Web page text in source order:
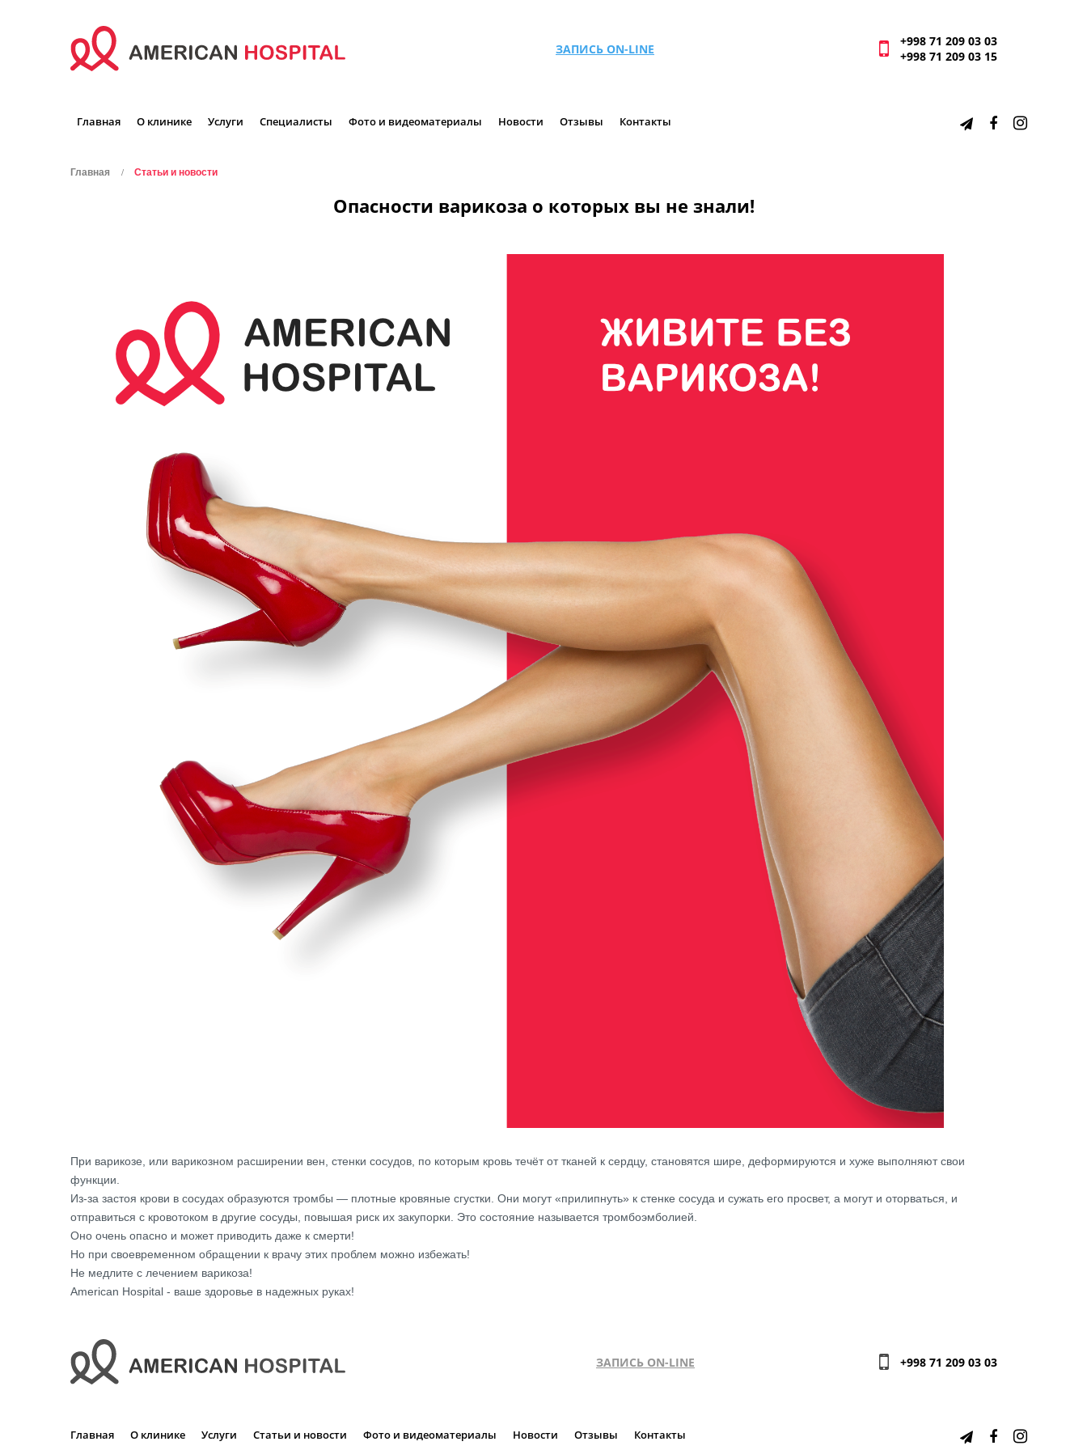
ЗАПИСЬ ON-LINE
+998 71 209 03 03
+998 71 209 03 15
Главная О клинике Услуги Специалисты Фото и видеоматериалы Новости Отзывы Контакты
Главная Статьи и новости
Опасности варикоза о которых вы не знали!
При варикозе, или варикозном расширении вен, стенки сосудов, по которым кровь течёт от тканей к сердцу, становятся шире, деформируются и хуже выполняют свои
функции.
Из-за застоя крови в сосудах образуются тромбы — плотные кровяные сгустки. Они могут «прилипнуть» к стенке сосуда и сужать его просвет, а могут и оторваться, и
отправиться с кровотоком в другие сосуды, повышая риск их закупорки. Это состояние называется тромбоэмболией.
Оно очень опасно и может приводить даже к смерти!
Но при своевременном обращении к врачу этих проблем можно избежать!
Не медлите с лечением варикоза!
American Hospital - ваше здоровье в надежных руках!
ЗАПИСЬ ON-LINE +998 71 209 03 03
Главная О клинике Услуги Статьи и новости Фото и видеоматериалы Новости Отзывы Контакты